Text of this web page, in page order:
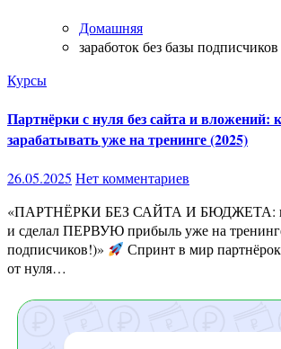
Домашняя
заработок без базы подписчиков
Курсы
Партнёрки с нуля без сайта и вложений:
зарабатывать уже на тренинге (2025)
26.05.2025 Нет комментариев
«ПАРТНЁРКИ БЕЗ САЙТА И БЮДЖЕТА: как я начал с нуля
и сделал ПЕРВУЮ прибыль уже на
подписчиков!)»
Спринт в мир
от нуля…